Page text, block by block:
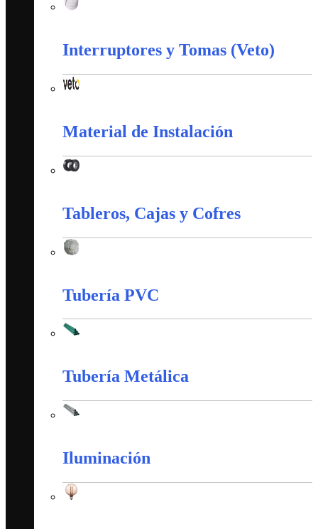
Interruptores y Tomas (Veto)
Material de Instalación
Tableros, Cajas y Cofres
Tubería PVC
Tubería Metálica
Iluminación